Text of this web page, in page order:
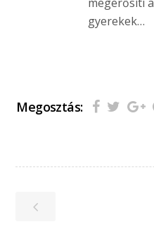
gyerekek…
Megosztás: